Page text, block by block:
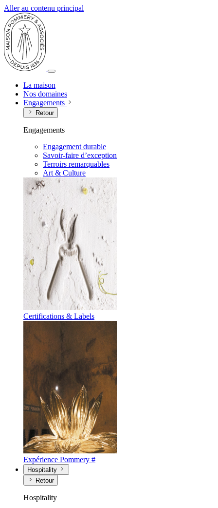
Aller au contenu principal
La maison
Nos domaines
Engagements
Retour
Engagements
Engagement durable
Savoir-faire d’exception
Terroirs remarquables
Art & Culture
Certifications & Labels
Expérience Pommery #
Hospitality
Retour
Hospitality